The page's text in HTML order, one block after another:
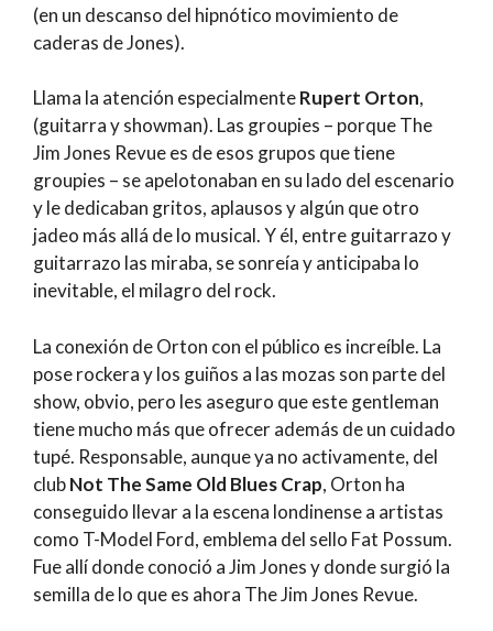
(en un descanso del hipnótico movimiento de
caderas de Jones).
Llama la atención especialmenteRupert Orton,
(guitarra y showman). Las groupies – porque The
Jim Jones Revue es de esos grupos que tiene
groupies – se apelotonaban en su lado del escenario
y le dedicaban gritos, aplausos y algún que otro
jadeo más allá de lo musical. Y él, entre guitarrazo y
guitarrazo las miraba, se sonreía y anticipaba lo
inevitable, el milagro del rock.
La conexión de Orton con el público es increíble. La
pose rockera y los guiños a las mozas son parte del
show, obvio, pero les aseguro que este gentleman
tiene mucho más que ofrecer además de un cuidado
tupé. Responsable, aunque ya no activamente, del
clubNot The Same Old Blues Crap, Orton ha
conseguido llevar a la escena londinense a artistas
como T-Model Ford, emblema del sello Fat Possum.
Fue allí donde conoció a Jim Jones y donde surgió la
semilla de lo que es ahora The Jim Jones Revue.